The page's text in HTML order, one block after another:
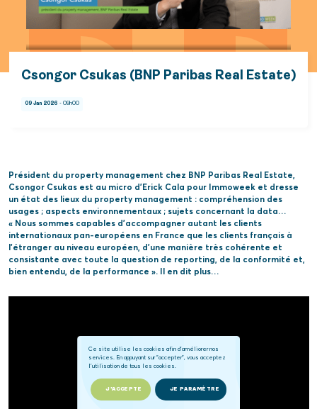
Ce site utilise les cookies afin d'améliorer nos
services. En appuyant sur "accepter", vous acceptez
l'utilisation de tous les cookies.
J'ACCEPTE JE PARAMÈTRE
Csongor Csukas (BNP Paribas Real Estate)
09 Jan 2026 - 09h00
Président du property management chez BNP Paribas Real Estate,
Csongor Csukas est au micro d’Erick Cala pour Immoweek et dresse
un état des lieux du property management : compréhension des
usages ; aspects environnementaux ; sujets concernant la data…
« Nous sommes capables d’accompagner autant les clients
internationaux pan-européens en France que les clients français à
l’étranger au niveau européen, d’une manière très cohérente et
consistante avec toute la question de reporting, de la conformité et,
bien entendu, de la performance ». Il en dit plus…